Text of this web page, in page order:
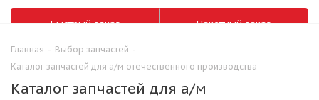
Быстрый заказ Пакетный заказ
Главная - Выбор запчастей -
Каталог запчастей для а/м отечественного производства
Каталог запчастей для а/м